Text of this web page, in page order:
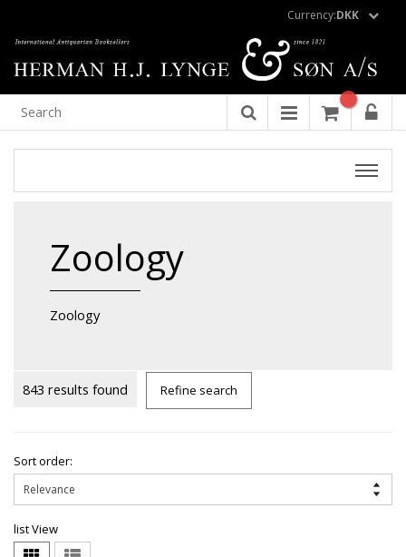
Currency:DKK
Zoology
Zoology
843 results found Refine search
Sort order:
list View